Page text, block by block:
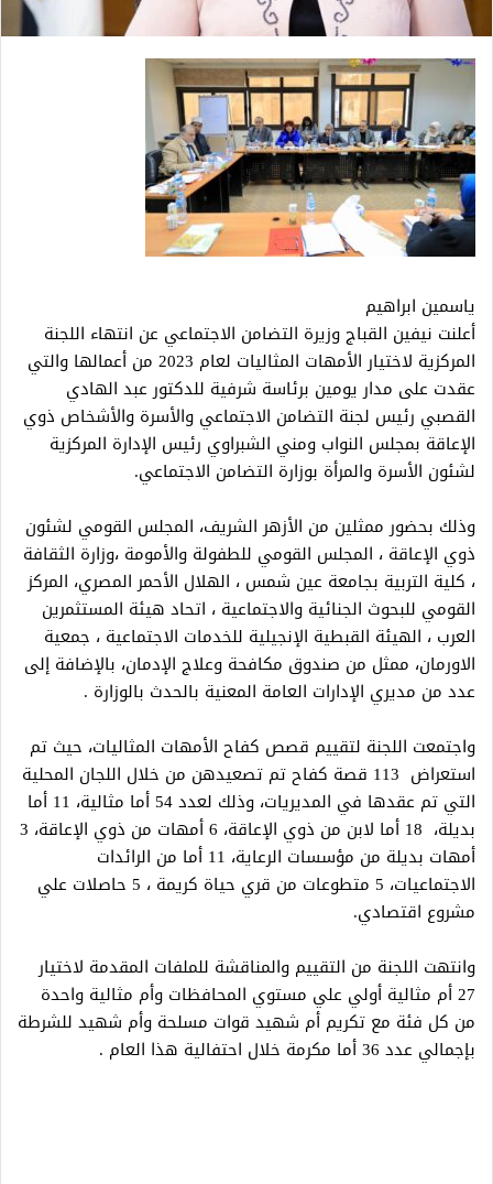
ياسمين ابراهيم
أعلنت نيفين القباج وزيرة التضامن الاجتماعي عن انتهاء اللجنة
المركزية لاختيار الأمهات المثاليات لعام 2023 من أعمالها والتي
عقدت على مدار يومين برئاسة شرفية للدكتور عبد الهادي
القصبي رئيس لجنة التضامن الاجتماعي والأسرة والأشخاص ذوي
الإعاقة بمجلس النواب ومني الشبراوي رئيس الإدارة المركزية
لشئون الأسرة والمرأة بوزارة التضامن الاجتماعي.
وذلك بحضور ممثلين من الأزهر الشريف، المجلس القومي لشئون
ذوي الإعاقة ، المجلس القومي للطفولة والأمومة ،وزارة الثقافة
، كلية التربية بجامعة عين شمس ، الهلال الأحمر المصري، المركز
القومي للبحوث الجنائية والاجتماعية ، اتحاد هيئة المستثمرين
العرب ، الهيئة القبطية الإنجيلية للخدمات الاجتماعية ، جمعية
الاورمان، ممثل من صندوق مكافحة وعلاج الإدمان، بالإضافة إلى
عدد من مديري الإدارات العامة المعنية بالحدث بالوزارة .
واجتمعت اللجنة لتقييم قصص كفاح الأمهات المثاليات، حيث تم
استعراض 113 قصة كفاح تم تصعيدهن من خلال اللجان المحلية
التي تم عقدها في المديريات، وذلك لعدد 54 أما مثالية، 11 أما
بديلة، 18 أما لابن من ذوي الإعاقة، 6 أمهات من ذوي الإعاقة، 3
أمهات بديلة من مؤسسات الرعاية، 11 أما من الرائدات
الاجتماعيات، 5 متطوعات من قري حياة كريمة ، 5 حاصلات علي
مشروع اقتصادي.
وانتهت اللجنة من التقييم والمناقشة للملفات المقدمة لاختيار
27 أم مثالية أولي علي مستوي المحافظات وأم مثالية واحدة
من كل فئة مع تكريم أم شهيد قوات مسلحة وأم شهيد للشرطة
بإجمالي عدد 36 أما مكرمة خلال احتفالية هذا العام .